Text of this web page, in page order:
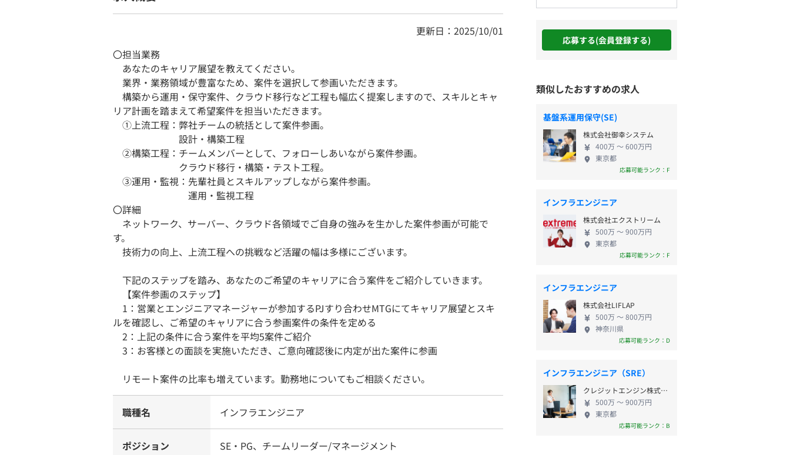
更新日：2025/10/01
〇担当業務
あなたのキャリア展望を教えてください。
業界・業務領域が豊富なため、案件を選択して参画いただきます。
構築から運用・保守案件、クラウド移行など工程も幅広く提案しますので、スキルとキャ
リア計画を踏まえて希望案件を担当いただきます。
①上流工程：弊社チームの統括として案件参画。
設計・構築工程
②構築工程：チームメンバーとして、フォローしあいながら案件参画。
クラウド移行・構築・テスト工程。
③運用・監視：先輩社員とスキルアップしながら案件参画。
運用・監視工程
〇詳細
ネットワーク、サーバー、クラウド各領域でご自身の強みを生かした案件参画が可能で
す。
技術力の向上、上流工程への挑戦など活躍の幅は多様にございます。
下記のステップを踏み、あなたのご希望のキャリアに合う案件をご紹介していきます。
【案件参画のステップ】
1：営業とエンジニアマネージャーが参加するPJすり合わせMTGにてキャリア展望とスキ
ルを確認し、ご希望のキャリアに合う参画案件の条件を定める
2：上記の条件に合う案件を平均5案件ご紹介
3：お客様との面談を実施いただき、ご意向確認後に内定が出た案件に参画
リモート案件の比率も増えています。勤務地についてもご相談ください。
職種名 インフラエンジニア
ポジション SE・PG、チームリーダー/マネージメント
応募する(会員登録する)
類似したおすすめの求人
基盤系運用保守(SE)
株式会社御幸システム
400万 〜 600万円
東京都
応募可能ランク：F
インフラエンジニア
株式会社エクストリーム
500万 〜 900万円
東京都
応募可能ランク：F
インフラエンジニア
株式会社LIFLAP
500万 〜 800万円
神奈川県
応募可能ランク：D
インフラエンジニア（SRE）
クレジットエンジン株式会社
500万 〜 900万円
東京都
応募可能ランク：B